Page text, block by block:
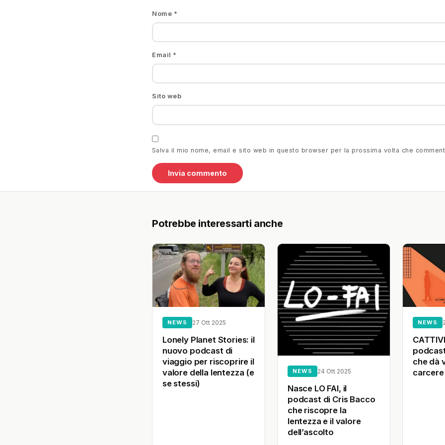
Nome *
Email *
Sito web
Salva il mio nome, email e sito web in questo browser per la prossima volta che
Potrebbe interessarti anche
NEWS 27 Ott 2025
Lonely Planet Stories: il
nuovo podcast di
viaggio per riscoprire il
valore della lentezza (e
se stessi)
NEWS 24 Ott 2025
Nasce LO FAI, il
podcast di Cris Bacco
che riscopre la
lentezza e il valore
dell’ascolto
NEWS
che dà
carcere